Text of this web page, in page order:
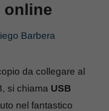
online
Barbera
da collegare al
si chiama USB
nel fantastico